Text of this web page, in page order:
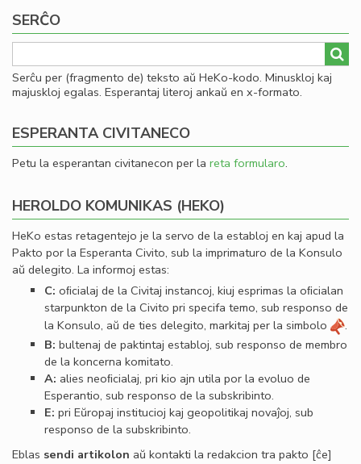
SERĈO
Serĉu per (fragmento de) teksto aŭ HeKo-kodo. Minuskloj kaj
majuskloj egalas. Esperantaj literoj ankaŭ en x-formato.
ESPERANTA CIVITANECO
Petu la esperantan civitanecon per la reta formularo.
HEROLDO KOMUNIKAS (HEKO)
HeKo estas retagentejo je la servo de la establoj en kaj apud la
Pakto por la Esperanta Civito, sub la imprimaturo de la Konsulo
aŭ delegito. La informoj estas:
C: oﬁcialaj de la Civitaj instancoj, kiuj esprimas la oﬁcialan
starpunkton de la Civito pri specifa temo, sub responso de
la Konsulo, aŭ de ties delegito, markitaj per la simbolo
.
B: bultenaj de paktintaj establoj, sub responso de membro
de la koncerna komitato.
A: alies neoﬁcialaj, pri kio ajn utila por la evoluo de
Esperantio, sub responso de la subskribinto.
E: pri Eŭropaj institucioj kaj geopolitikaj novaĵoj, sub
responso de la subskribinto.
Eblas sendi artikolon aŭ kontakti la redakcion tra pakto [ĉe]